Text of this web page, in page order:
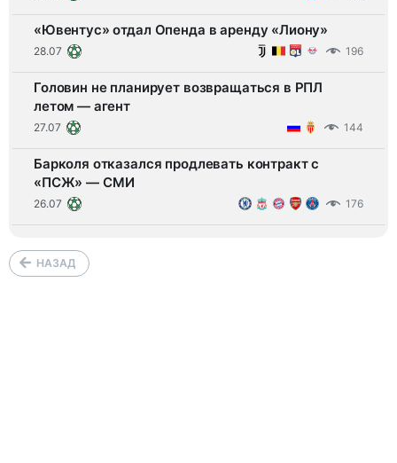
«Ювентус» отдал Опенда в аренду «Лиону»
28.07 196
Головин не планирует возвращаться в РПЛ
летом — агент
27.07 144
Барколя отказался продлевать контракт с
«ПСЖ» — СМИ
26.07 176
НАЗАД